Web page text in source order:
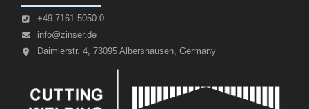
+49 7161 5050 0
info@zinser.de
Daimlerstr. 4, 73095 Albershausen, Germany